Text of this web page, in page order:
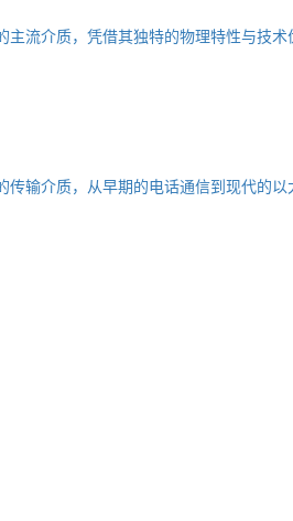
流介质，凭借其独特的物理特性与技
输介质，从早期的电话通信到现代的